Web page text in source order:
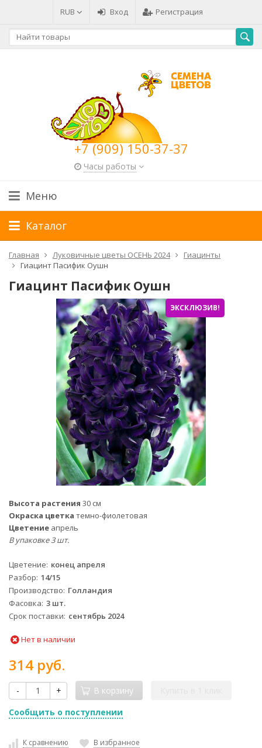
RUB Вход Регистрация
+7 (909) 150-37-37
Часы работы
Меню
Каталог
Главная Луковичные цветы ОСЕНЬ 2024
Гиацинты
Гиацинт Пасифик Оушн
Гиацинт Пасифик Оушн
ЭКСКЛЮЗИВ!
Высота растения 30 см
Окраска цветка темно-фиолетовая
Цветение апрель
В упаковке 3 шт.
Цветение конец апреля
Разбор 14/15
Производство Голландия
Фасовка 3 шт.
Срок поставки сентябрь 2024
Нет в наличии
314 руб.
- + В корзину
Сообщить о поступлении
К сравнению В избранное